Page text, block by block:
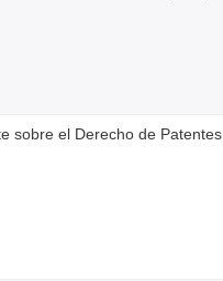
sobre el Derecho de